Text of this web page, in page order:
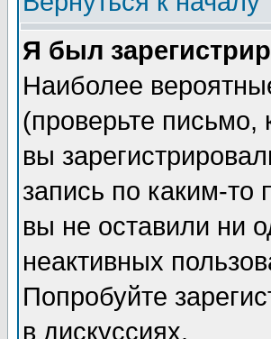
Я был
Наиболее
(проверьте письмо,
вы
запись по каким-то
вы не оставили ни
неактивных
Попробуйте
в дискуссиях.